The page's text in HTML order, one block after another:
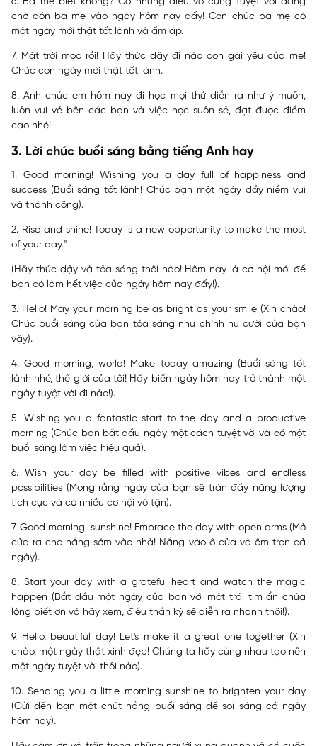
chờ đón ba mẹ vào ngày hôm nay đấy! Con chúc ba mẹ có
một ngày mới thật tốt lành và ấm áp.
7. Mặt trời mọc rồi! Hãy thức dậy đi nào con gái yêu của mẹ!
Chúc con ngày mới thật tốt lành.
8. Anh chúc em hôm nay đi học mọi thứ diễn ra như ý muốn,
luôn vui vẻ bên các bạn và việc học suôn sẻ, đạt được điểm
cao nhé!
3. Lời chúc buổi sáng bằng tiếng Anh hay
1. Good morning! Wishing you a day full of happiness and
success (Buổi sáng tốt lành! Chúc bạn một ngày đầy niềm vui
và thành công).
2. Rise and shine! Today is a new opportunity to make the most
of your day."
(Hãy thức dậy và tỏa sáng thôi nào! Hôm nay là cơ hội mới để
bạn có làm hết việc của ngày hôm nay đấy!).
3. Hello! May your morning be as bright as your smile (Xin chào!
Chúc buổi sáng của bạn tỏa sáng như chính nụ cười của bạn
vậy).
4. Good morning, world! Make today amazing (Buổi sáng tốt
lành nhé, thế giới của tôi! Hãy biến ngày hôm nay trở thành một
ngày tuyệt vời đi nào!).
5. Wishing you a fantastic start to the day and a productive
morning (Chúc bạn bắt đầu ngày một cách tuyệt vời và có một
buổi sáng làm việc hiệu quả).
6. Wish your day be filled with positive vibes and endless
possibilities (Mong rằng ngày của bạn sẽ tràn đầy năng lượng
tích cực và có nhiều cơ hội vô tận).
7. Good morning, sunshine! Embrace the day with open arms (Mở
cửa ra cho nắng sớm vào nhà! Nắng vào ô cửa và ôm trọn cả
ngày).
8. Start your day with a grateful heart and watch the magic
happen (Bắt đầu một ngày của bạn với một trái tim ẩn chứa
lòng biết ơn và hãy xem, điều thần kỳ sẽ diễn ra nhanh thôi!).
9. Hello, beautiful day! Let's make it a great one together (Xin
chào, một ngày thật xinh đẹp! Chúng ta hãy cùng nhau tạo nên
một ngày tuyệt vời thôi nào).
10. Sending you a little morning sunshine to brighten your day
(Gửi đến bạn một chút nắng buổi sáng để soi sáng cả ngày
hôm nay).